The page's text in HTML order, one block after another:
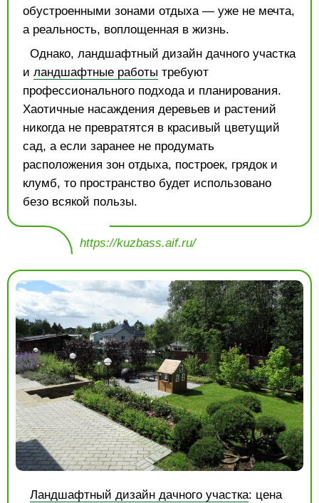
обустроенными зонами отдыха — уже не мечта,
а реальность, воплощенная в жизнь.
Однако, ландшафтный дизайн дачного участка
и ландшафтные работы требуют
профессионального подхода и планирования.
Хаотичные насаждения деревьев и растений
никогда не превратятся в красивый цветущий
сад, а если заранее не продумать
расположения зон отдыха, построек, грядок и
клумб, то пространство будет использовано
безо всякой пользы.
https://kuzbass.aif.ru/
Ландшафтный дизайн дачного участка: цена